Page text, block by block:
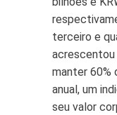
terceiro e
acrescentou
manter 60%
anual, um
seu valor